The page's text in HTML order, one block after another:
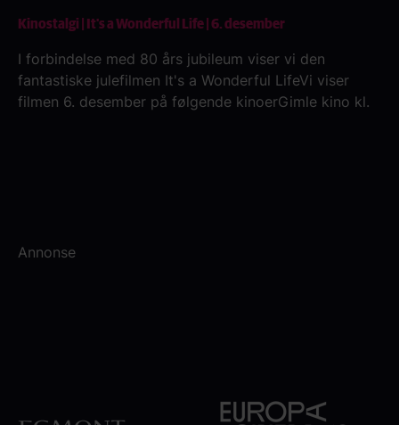
Kinostalgi | It's a Wonderful Life | 6. desember
I forbindelse med 80 års jubileum viser vi den
fantastiske julefilmen It's a Wonderful LifeVi viser
filmen 6. desember på følgende kinoerGimle kino kl.
Annonse